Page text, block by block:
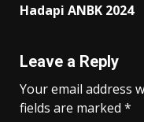
Hadapi ANBK 2024
Leave a Reply
Your email address
fields are marked *